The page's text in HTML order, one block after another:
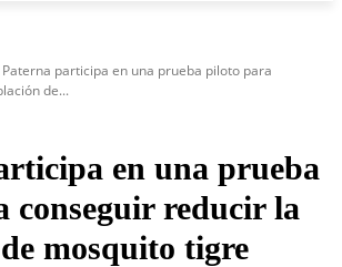
Paterna participa en una prueba piloto para
de...
en una prueba
conseguir reducir la
mosquito tigre